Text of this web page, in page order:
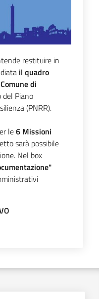
restituire in
il quadro
di
Piano
(PNRR).
le6 Missioni
sarà possibile
Nel box